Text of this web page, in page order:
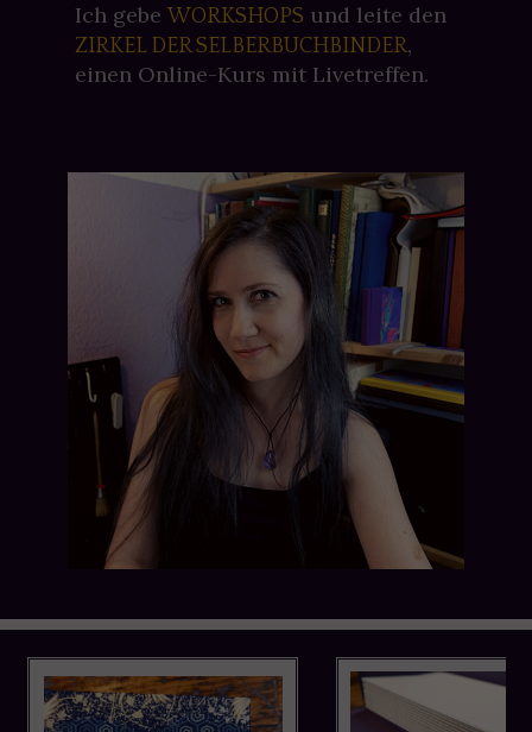
Ich gebeWORKSHOPS und leite den
ZIRKEL DER SELBERBUCHBINDER,
einen Online-Kurs mit Livetreffen.